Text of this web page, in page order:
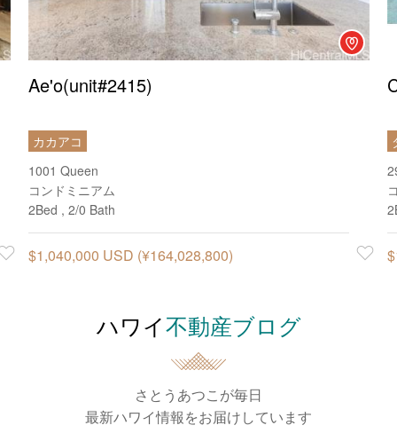
Agent
Ae'o(unit#2415)
カカアコ
1001 Queen
コンドミニアム
2Bed , 2/0 Bath
$1,040,000 USD (¥164,028,800) Favorite
ハワイ不動産ブログ
さとうあつこが毎日
最新ハワイ情報をお届けしています